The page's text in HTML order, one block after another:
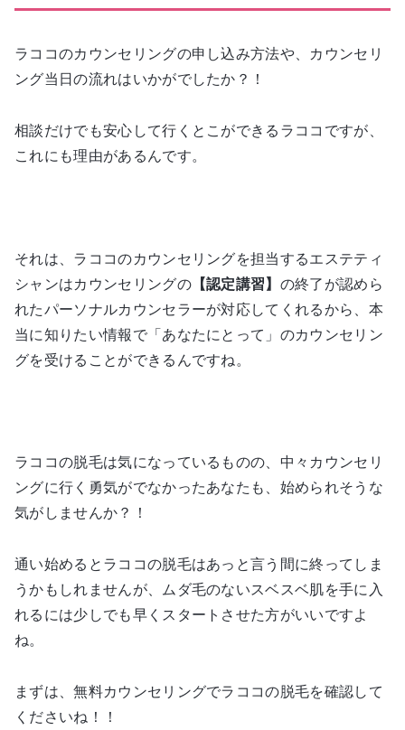
ラココのカウンセリングの申し込み方法や、カウンセリ
ング当日の流れはいかがでしたか？！
相談だけでも安心して行くとこができるラココですが、
これにも理由があるんです。
それは、ラココのカウンセリングを担当するエステティ
シャンはカウンセリングの【認定講習】 の終了が認めら
れたパーソナルカウンセラーが対応してくれるから、本
当に知りたい情報で「あなたにとって」のカウンセリン
グを受けることができるんですね。
ラココの脱毛は気になっているものの、中々カウンセリ
ングに行く勇気がでなかったあなたも、始められそうな
気がしませんか？！
通い始めるとラココの脱毛はあっと言う間に終ってしま
うかもしれませんが、ムダ毛のないスベスベ肌を手に入
れるには少しでも早くスタートさせた方がいいですよ
ね。
まずは、無料カウンセリングでラココの脱毛を確認して
くださいね！！